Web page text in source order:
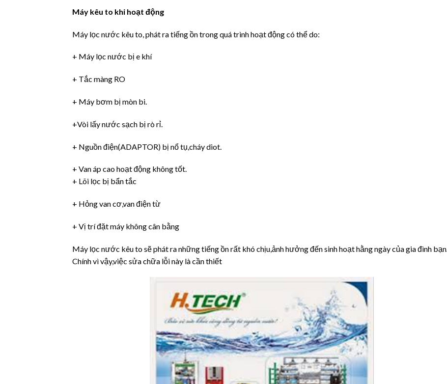
Máy kêu to khi hoạt động
Máy lọc nước kêu to, phát ra tiếng ồn trong quá trình hoạt động có thể do:
+ Máy lọc nước bị e khí
+ Tắc màng RO
+ Máy bơm bị mòn bi.
+Vòi lấy nước sạch bị rò rỉ.
+ Nguồn điện(ADAPTOR) bị nổ tụ,cháy diot.
+ Van áp cao hoạt động không tốt.
+ Lõi lọc bị bẩn tắc
+ Hỏng van cơ,van điện từ
+ Vị trí đặt máy không cân bằng
Máy lọc nước kêu to sẽ phát ra những tiếng ồn rất khó chịu,ảnh hưởng đến sinh hoạt hằng ngày của gia đình bạn.
Chính vì vậy,việc sửa chữa lỗi này là cần thiết